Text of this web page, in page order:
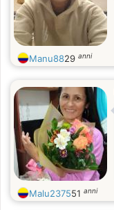
Manu8829 anni
Malu237551 anni